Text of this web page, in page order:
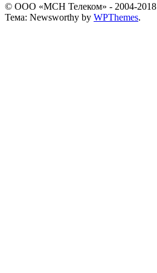
© ООО «МСН Телеком» - 2004-2018
Тема: Newsworthy by WPThemes.